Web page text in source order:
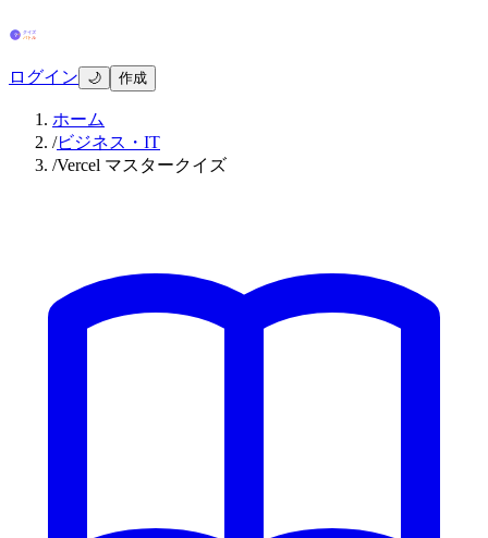
ログイン 🌙 作成
ホーム
/ビジネス・IT
/Vercel マスタークイズ